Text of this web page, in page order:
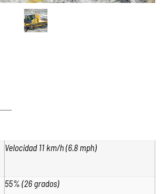
Velocidad 11 km/h (6.8 mph)
55% (26 grados)